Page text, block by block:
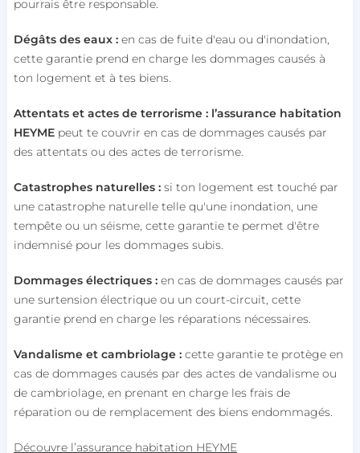
pourrais être responsable.
Dégâts des eaux :en cas de fuite d'eau ou d'inondation,
cette garantie prend en charge les dommages causés à
ton logement et à tes biens.
Attentats et actes de terrorisme : l’assurance habitation
HEYMEpeut te couvrir en cas de dommages causés par
des attentats ou des actes de terrorisme.
Catastrophes naturelles :si ton logement est touché par
une catastrophe naturelle telle qu'une inondation, une
tempête ou un séisme, cette garantie te permet d'être
indemnisé pour les dommages subis.
Dommages électriques :en cas de dommages causés par
une surtension électrique ou un court-circuit, cette
garantie prend en charge les réparations nécessaires.
Vandalisme et cambriolage :cette garantie te protège en
cas de dommages causés par des actes de vandalisme ou
de cambriolage, en prenant en charge les frais de
réparation ou de remplacement des biens endommagés.
Découvre l’assurance habitation HEYME